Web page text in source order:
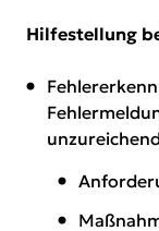
Hilfestellung